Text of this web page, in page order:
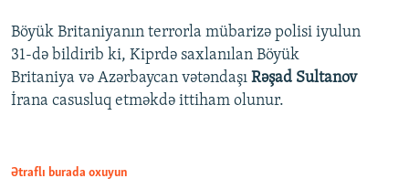
Böyük Britaniyanın terrorla mübarizə polisi iyulun
31-də bildirib ki, Kiprdə saxlanılan Böyük
Britaniya və Azərbaycan vətəndaşı Rəşad Sultanov
İrana casusluq etməkdə ittiham olunur.
Ətraflı burada oxuyun